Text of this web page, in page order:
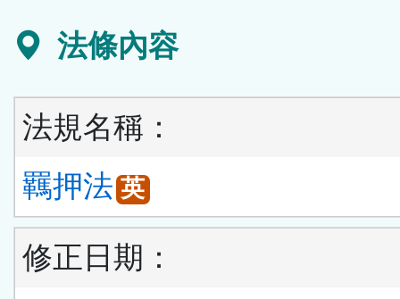
法條內容
法規名稱：
羈押法 英
修正日期：